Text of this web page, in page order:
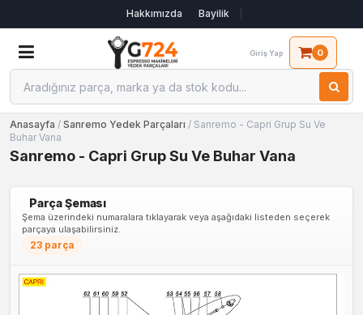
Hakkımızda Bayilik
Giriş Yap 0
Anasayfa / Sanremo Yedek Parçaları / Sanremo - Capri Grup Su Ve
Buhar Vana
Sanremo - Capri Grup Su Ve Buhar Vana
Parça Şeması
Şema üzerindeki numaralara tıklayarak veya aşağıdaki listeden seçerek
parçaya ulaşabilirsiniz.
23 parça